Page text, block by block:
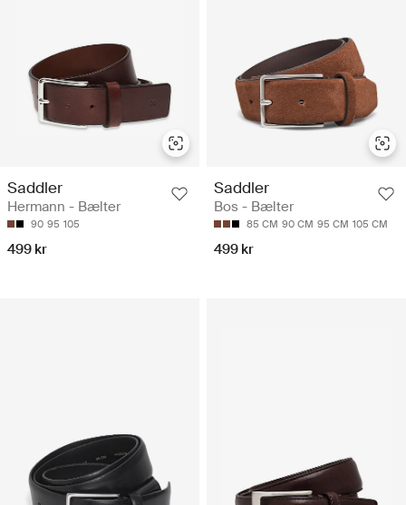
Saddler
Hermann - Bælter
90 95 105
499 kr
Saddler
Bos - Bælter
85 CM 90 CM 95 CM 105 CM
499 kr